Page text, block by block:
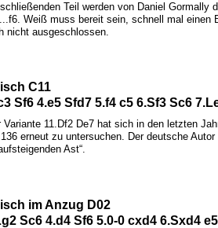
Teil werden von Daniel
Weiß muss bereit sein, schnell mal einen
nicht ausgeschlossen.
C11
Sf6 4.e5 Sfd7 5.f4 c5 6.Sf3 Sc6 7.L
Variante 11. Df2 De7 hat sich in den letzten
erneut zu untersuchen. Der deutsche
Ast“.
im Anzug D02
g2 Sc6 4.d4 Sf6 5.0-0 cxd4 6.Sxd4